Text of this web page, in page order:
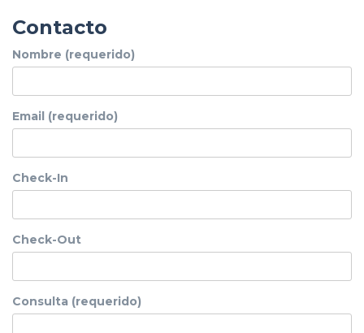
Contacto
Nombre (requerido)
Email (requerido)
Check-In
Check-Out
Consulta (requerido)